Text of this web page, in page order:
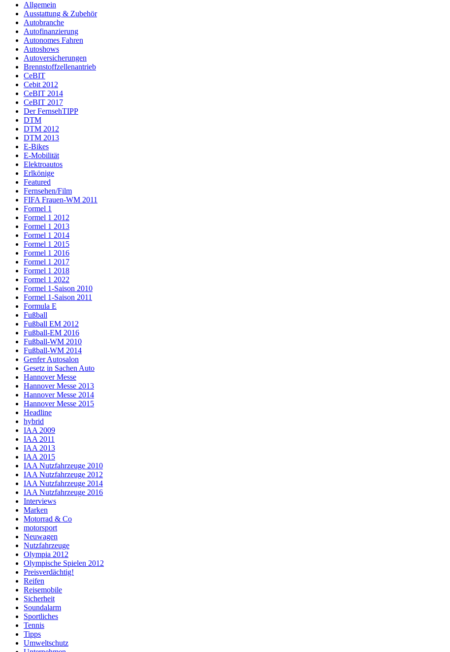
Allgemein
Ausstattung & Zubehör
Autobranche
Autofinanzierung
Autonomes Fahren
Autoshows
Autoversicherungen
Brennstoffzellenantrieb
CeBIT
Cebit 2012
CeBIT 2014
CeBIT 2017
Der FernsehTIPP
DTM
DTM 2012
DTM 2013
E-Bikes
E-Mobilität
Elektroautos
Erlkönige
Featured
Fernsehen/Film
FIFA Frauen-WM 2011
Formel 1
Formel 1 2012
Formel 1 2013
Formel 1 2014
Formel 1 2015
Formel 1 2016
Formel 1 2017
Formel 1 2018
Formel 1 2022
Formel 1-Saison 2010
Formel 1-Saison 2011
Formula E
Fußball
Fußball EM 2012
Fußball-EM 2016
Fußball-WM 2010
Fußball-WM 2014
Genfer Autosalon
Gesetz in Sachen Auto
Hannover Messe
Hannover Messe 2013
Hannover Messe 2014
Hannover Messe 2015
Headline
hybrid
IAA 2009
IAA 2011
IAA 2013
IAA 2015
IAA Nutzfahrzeuge 2010
IAA Nutzfahrzeuge 2012
IAA Nutzfahrzeuge 2014
IAA Nutzfahrzeuge 2016
Interviews
Marken
Motorrad & Co
motorsport
Neuwagen
Nutzfahrzeuge
Olympia 2012
Olympische Spielen 2012
Preisverdächtig!
Reifen
Reisemobile
Sicherheit
Soundalarm
Sportliches
Tennis
Tipps
Umweltschutz